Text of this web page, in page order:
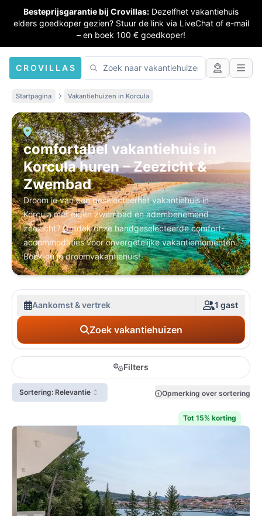
Besteprijsgarantie bij Crovillas: Dezelfhet vakantiehuis
elders goedkoper gezien? Stuur de link via LiveChat of e-mail
– en boek 100 € goedkoper!
CROVILLAS
Startpagina Vakantiehuizen in Korcula
comfortabel vakantiehuis in
Korcula huren – Zeezicht &
Zwembad
Droom je van een geselecteerhet vakantiehuis in
Korcula met eigen zwembad en adembenemend
zeezicht? Ontdek onze handgeselecteerde comfort-
accommodaties voor onvergetelijke vakantiemomenten.
Boek nu je droomvakantiehuis!
Aankomst & vertrek 1 gast
Zoek vakantiehuizen
Filters
Sortering: Relevantie Opmerking over sortering
Tot 15% korting